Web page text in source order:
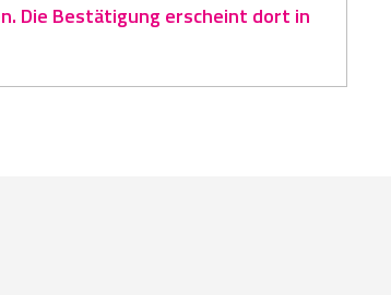
Die Bestätigung erscheint dort in